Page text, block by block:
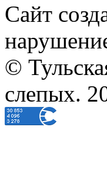
Сайт
©
слепых.